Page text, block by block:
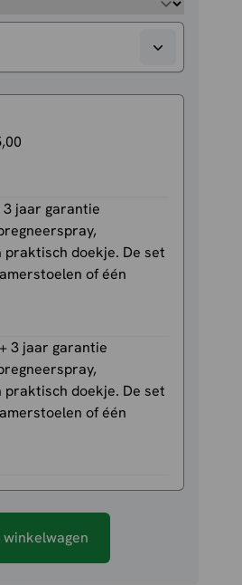
jaar garantie
doekje. De set
of één
3 jaar garantie
doekje. De set
of één
winkelwagen